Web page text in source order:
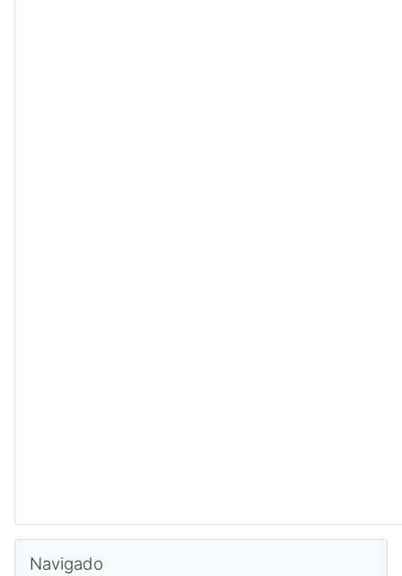
Navigado